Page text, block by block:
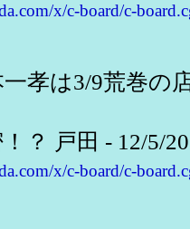
x/c-board/c-
孝は3/9荒巻の
戸田 - 12/5/
x/c-board/c-